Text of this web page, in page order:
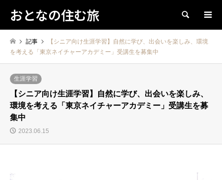
おとなの住む旅 検索
記事
【シニア向け生涯学習】自然に学び、出会いを楽しみ、環境
を考える「東京ネイチャーアカデミー」受講生を募集中
生涯学習
【シニア向け生涯学習】自然に学び、出会いを楽しみ、
環境を考える「東京ネイチャーアカデミー」受講生を募
集中
2023.06.15